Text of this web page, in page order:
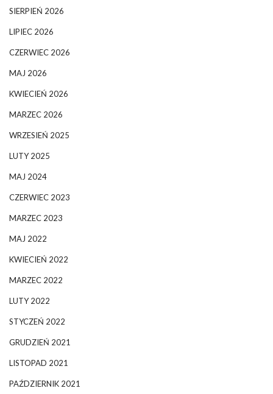
SIERPIEŃ 2026
LIPIEC 2026
CZERWIEC 2026
MAJ 2026
KWIECIEŃ 2026
MARZEC 2026
WRZESIEŃ 2025
LUTY 2025
MAJ 2024
CZERWIEC 2023
MARZEC 2023
MAJ 2022
KWIECIEŃ 2022
MARZEC 2022
LUTY 2022
STYCZEŃ 2022
GRUDZIEŃ 2021
LISTOPAD 2021
PAŹDZIERNIK 2021